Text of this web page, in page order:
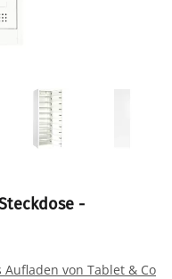
-
von Tablet & Co